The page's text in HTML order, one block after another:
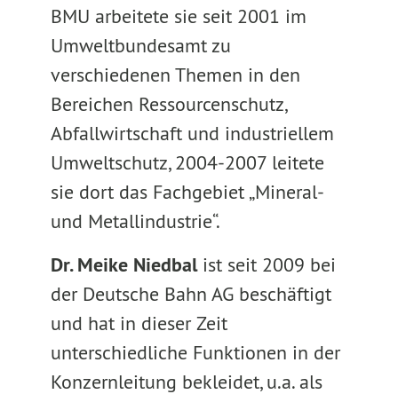
BMU arbeitete sie seit 2001 im
Umweltbundesamt zu
verschiedenen Themen in den
Bereichen Ressourcenschutz,
Abfallwirtschaft und industriellem
Umweltschutz, 2004-2007 leitete
sie dort das Fachgebiet „Mineral-
und Metallindustrie“.
Dr. Meike Niedbalist seit 2009 bei
der Deutsche Bahn AG beschäftigt
und hat in dieser Zeit
unterschiedliche Funktionen in der
Konzernleitung bekleidet, u.a. als